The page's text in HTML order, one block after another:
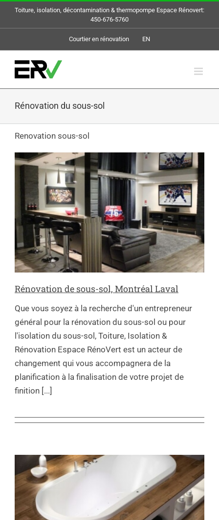
SkipToiture, isolation, décontamination & thermopompe Espace Rénovert:
450-676-5760
Courtier en rénovation EN
Rénovation du sous-sol
Renovation sous-sol
Rénovation de sous-sol, Montréal Laval
Que vous soyez à la recherche d'un entrepreneur
général pour la rénovation du sous-sol ou pour
l'isolation du sous-sol, Toiture, Isolation &
Rénovation Espace RénoVert est un acteur de
changement qui vous accompagnera de la
planification à la finalisation de votre projet de
finition [...]